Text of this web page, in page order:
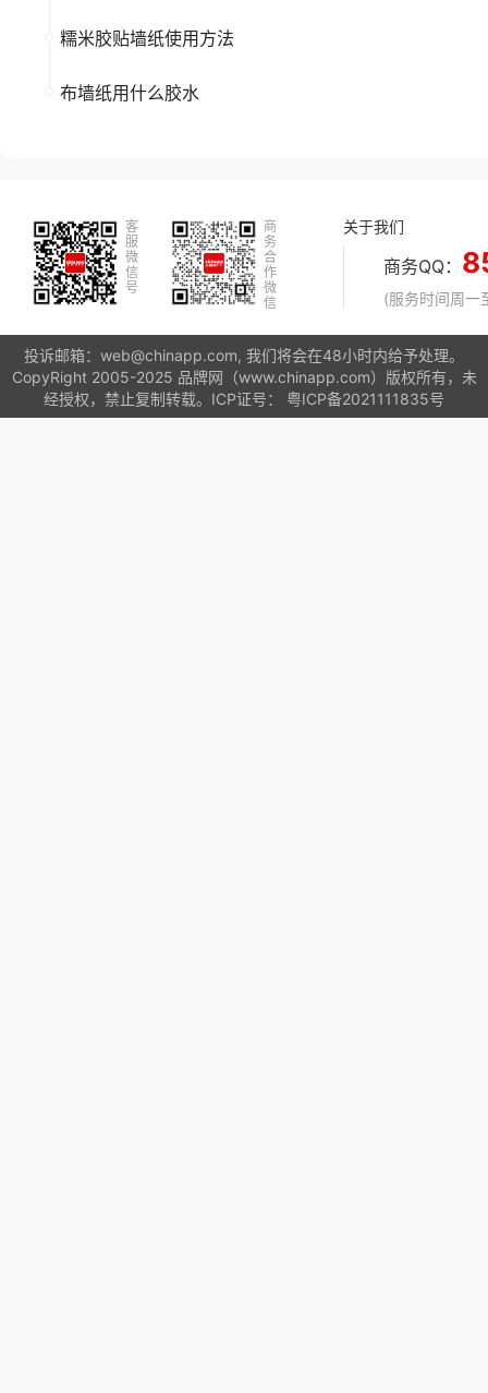
糯米胶贴墙纸使用方法
布墙纸用什么胶水
客
服
微
信
号
商
务
合
作
微
信
关于我们
商务QQ：
(服务时间周
投诉邮箱：web@chinapp.com, 我们将会在48小时内给予处理。
CopyRight 2005-2025 品牌网（www.chinapp.com）版权所有，未
经授权，禁止复制转载。ICP证号： 粤ICP备2021111835号